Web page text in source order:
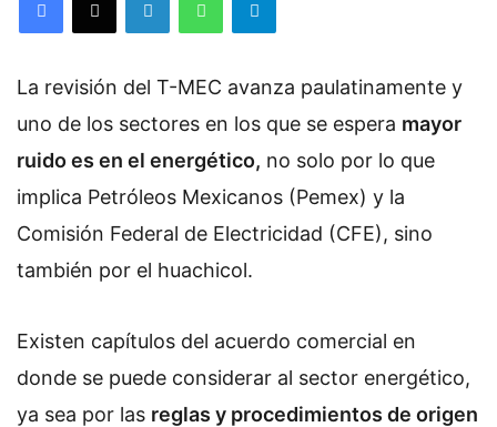
La revisión del T-MEC avanza paulatinamente y
uno de los sectores en los que se espera mayor
ruido es en el energético, no solo por lo que
implica Petróleos Mexicanos (Pemex) y la
Comisión Federal de Electricidad (CFE), sino
también por el huachicol.
Existen capítulos del acuerdo comercial en
donde se puede considerar al sector energético,
ya sea por las reglas y procedimientos de origen